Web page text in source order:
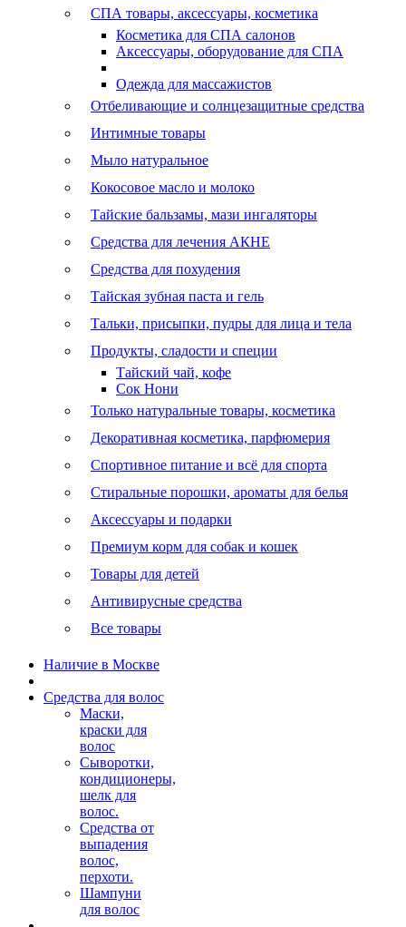
СПА товары, аксессуары, косметика
Косметика для СПА салонов
Аксессуары, оборудование для СПА
Одежда для массажистов
Отбеливающие и солнцезащитные средства
Интимные товары
Мыло натуральное
Кокосовое масло и молоко
Тайские бальзамы, мази ингаляторы
Средства для лечения АКНЕ
Средства для похудения
Тайская зубная паста и гель
Тальки, присыпки, пудры для лица и тела
Продукты, сладости и специи
Тайский чай, кофе
Сок Нони
Только натуральные товары, косметика
Декоративная косметика, парфюмерия
Спортивное питание и всё для спорта
Стиральные порошки, ароматы для белья
Аксессуары и подарки
Премиум корм для собак и кошек
Товары для детей
Антивирусные средства
Все товары
Наличие в Москве
Средства для волос
Маски,
краски для
волос
Сыворотки,
кондиционеры,
шелк для
волос.
Средства от
выпадения
волос,
перхоти.
Шампуни
для волос